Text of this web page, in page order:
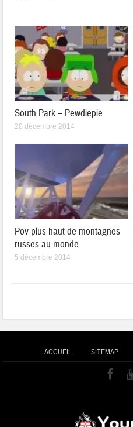
South Park – Pewdiepie
20 décembre 2014
Pov plus haut de montagnes
russes au monde
5 décembre 2014
ACCUEIL SITEMAP